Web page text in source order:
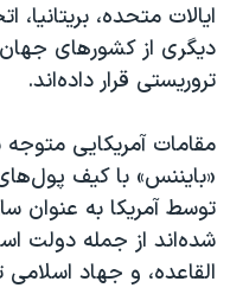
ایالات متحده، بریتانیا،
دیگری از کشورهای
تروریستی قرار داده‌اند.
مقامات آمریکایی
«بایننس» با کیف
توسط آمریکا به عنوان
شده‌اند از جمله دولت
القاعده، و جهاد اسلامی